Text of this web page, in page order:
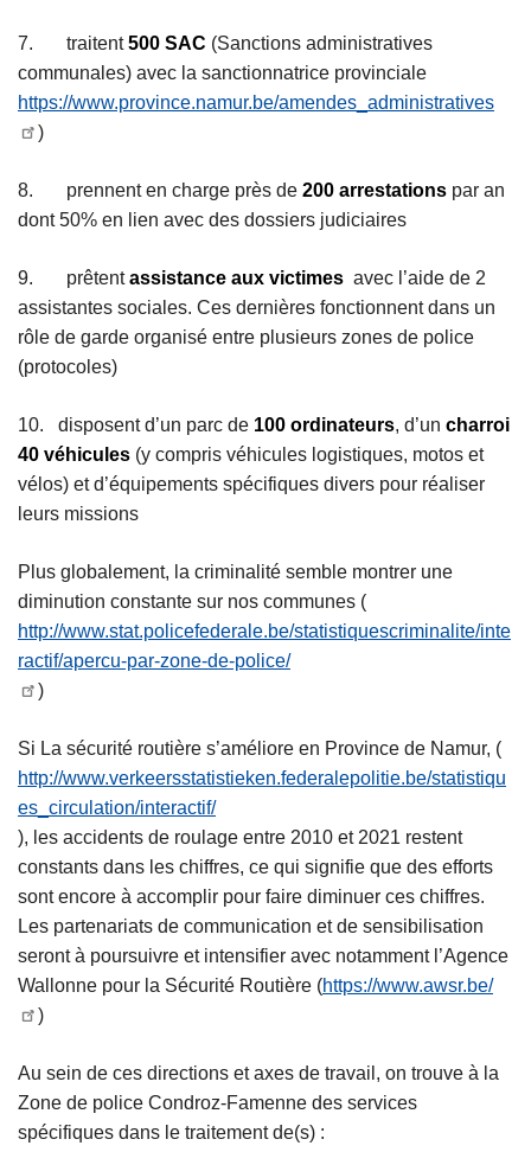
7. traitent500 SAC (Sanctions administratives
communales) avec la sanctionnatrice provinciale
https://www.province.namur.be/amendes_administratives
)
8. prennent en charge près de 200 arrestations par an
dont 50% en lien avec des dossiers judiciaires
9. prêtentassistance aux victimes avec l’aide de 2
assistantes sociales. Ces dernières fonctionnent dans un
rôle de garde organisé entre plusieurs zones de police
(protocoles)
10. disposent d’un parc de 100 ordinateurs, d’un charroi
40 véhicules (y compris véhicules logistiques, motos et
vélos) et d’équipements spécifiques divers pour réaliser
leurs missions
Plus globalement, la criminalité semble montrer une
diminution constante sur nos communes (
http://www.stat.policefederale.be/statistiquescriminalite/inte
ractif/apercu-par-zone-de-police/
)
Si La sécurité routière s’améliore en Province de Namur, (
http://www.verkeersstatistieken.federalepolitie.be/statistiqu
es_circulation/interactif/
), les accidents de roulage entre 2010 et 2021 restent
constants dans les chiffres, ce qui signifie que des efforts
sont encore à accomplir pour faire diminuer ces chiffres.
Les partenariats de communication et de sensibilisation
seront à poursuivre et intensifier avec notamment l’Agence
Wallonne pour la Sécurité Routière (https://www.awsr.be/
)
Au sein de ces directions et axes de travail, on trouve à la
Zone de police Condroz-Famenne des services
spécifiques dans le traitement de(s) :